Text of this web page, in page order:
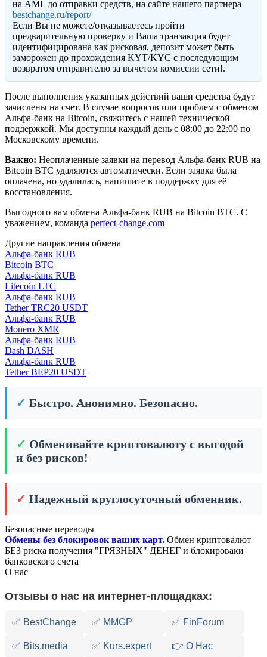
на AML до отправки средств, на сайте нашего партнера
bestchange.ru/report/
Eсли Вы не можете/отказываетесь пройти
предварительную проверку и Ваша транзакция будет
идентифицирована как рисковая, депозит может быть
заморожен до прохождения KYT/KYC с последующим
возвратом отправителю за вычетом комиссии сети!.
После выполнения указанных действий ваши средства будут
зачислены на счет. В случае вопросов или проблем с обменом
Альфа-банк на Bitcoin, свяжитесь с нашей технической
поддержкой. Мы доступны каждый день с 08:00 до 22:00 по
Московскому времени.
Важно: Неоплаченные заявки на перевод Альфа-банк RUB на
Bitcoin BTC удаляются автоматически. Если заявка была
оплачена, но удалилась, напишите в поддержку для её
восстановления.
Выгодного вам обмена Альфа-банк RUB на Bitcoin BTC. С
уважением, команда perfect-change.com
Другие направления обмена
Альфа-банк RUB
Bitcoin BTC
Альфа-банк RUB
Litecoin LTC
Альфа-банк RUB
Tether TRC20 USDT
Альфа-банк RUB
Monero XMR
Альфа-банк RUB
Dash DASH
Альфа-банк RUB
Tether BEP20 USDT
✓ Быстро. Анонимно. Безопасно.
✓ Обменивайте криптовалюту с выгодой
и без рисков!
✓ Надежный круглосуточный обменник.
Безопасные переводы
Обмены без блокировок ваших карт. Обмен криптовалют
БЕЗ риска получения "ГРЯЗНЫХ" ДЕНЕГ и блокироваки
банковского счета
О нас
Отзывы о нас на интернет-площадках:
✅ BestChange ✅ MMGP ✅ FinForum
✅ Bits.media ✅ Kurs.expert
👉 О Нас